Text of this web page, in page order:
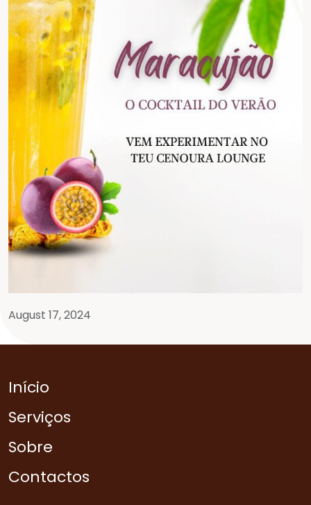
August 17, 2024
Início
Serviços
Sobre
Contactos